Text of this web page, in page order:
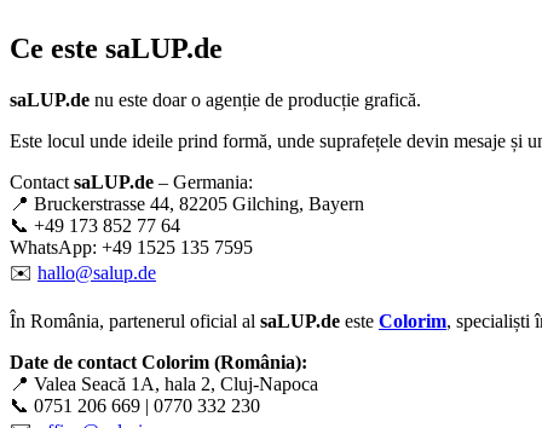
Ce este saLUP.de
saLUP.de nu este doar o agenție de producție grafică.
Este locul unde ideile prind formă, unde suprafețele devin mesaje și
Contact saLUP.de – Germania:
📍 Bruckerstrasse 44, 82205 Gilching, Bayern
📞 +49 173 852 77 64
WhatsApp: +49 1525 135 7595
✉️ hallo@salup.de
În România, partenerul oficial al saLUP.de este Colorim, specialiști
Date de contact Colorim (România):
📍 Valea Seacă 1A, hala 2, Cluj-Napoca
📞 0751 206 669 | 0770 332 230